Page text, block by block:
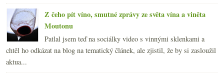
Z čeho pít víno, smutné zprávy ze světa vína a viněta
Moutonu
Patlal jsem teď na sociálky video s vinnými sklenkami a
chtěl ho odkázat na blog na tematický článek, ale zjistil, že by si zasloužil
aktua...